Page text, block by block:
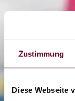
Zustimmung
Diese Webseite